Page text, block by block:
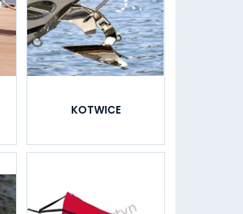
KOTWICE